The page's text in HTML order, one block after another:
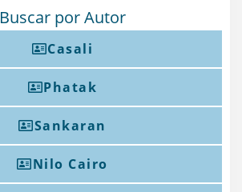
Buscar por Autor
Casali
Phatak
Sankaran
Nilo Cairo